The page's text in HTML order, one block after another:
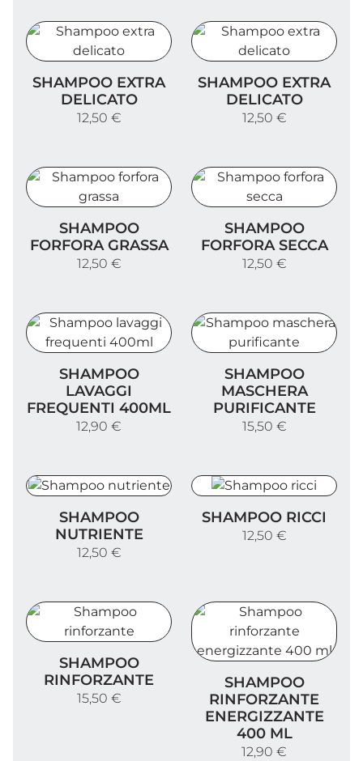
SHAMPOO EXTRA
DELICATO
12,50 €
SHAMPOO EXTRA
DELICATO
12,50 €
SHAMPOO
FORFORA GRASSA
12,50 €
SHAMPOO
FORFORA SECCA
12,50 €
SHAMPOO
LAVAGGI
FREQUENTI 400ML
12,90 €
SHAMPOO
MASCHERA
PURIFICANTE
15,50 €
SHAMPOO
NUTRIENTE
12,50 €
SHAMPOO RICCI
12,50 €
SHAMPOO
RINFORZANTE
15,50 €
SHAMPOO
RINFORZANTE
ENERGIZZANTE
400 ML
12,90 €